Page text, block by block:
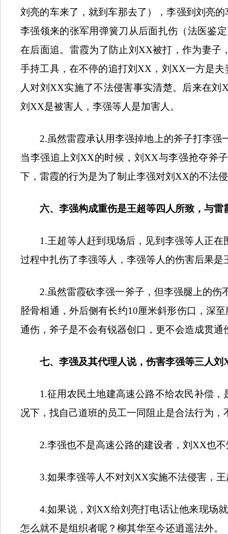
刘亮的车来了，就到车那去了），李强到刘亮
李强领来的张军用弹簧刀从后面扎伤（法医鉴
在后面追。雷霞为了防止刘 XX被打，作为妻子
手持工具，在不停的追打刘 XX ，刘 XX一方是夫
人对刘 XX实施了不法侵害事实清楚。后来在刘
刘 XX是被害人，李强等人是加害人。
2.虽然雷霞承认用李强掉地上的斧子打李强
当李强追上刘 XX的时候，刘 XX与李强抢夺斧
下，雷霞的行为是为了制止李强对刘 XX的不法
六、李强构成重伤是王超等四人所致，与雷
1.王超等人赶到现场后，见到李强等人正在
过程中扎伤了李强等人，李强等人的伤害后果是
2.虽然雷霞砍李强一斧子，但李强腿上的
胫骨相通，外后侧有长约10厘米斜形伤口，深
通伤，斧子是不会有锐器创口，更不会造成贯
七、李强及其代理人说，伤害李强等三人刘
1.征用农民土地建高速公路不给农民补偿
况下，找自己道班的员工一同阻止是合法行为，
2.李强也不是高速公路的建设者，刘 XX也
3.如果李强等人不对刘 XX实施不法侵害，
4.如果说，刘 XX给刘亮打电话让他来现场
怎么就不是组织者呢？柳其华至今还逍遥法外。